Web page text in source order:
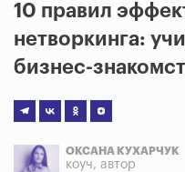
10 правил
нетворкинга:
бизнес-
ОКСАНА КУХАРЧУК
коуч, автор